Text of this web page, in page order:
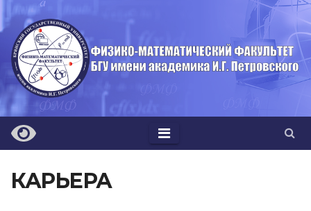
Перейти
к
содержимому
КАРЬЕРА